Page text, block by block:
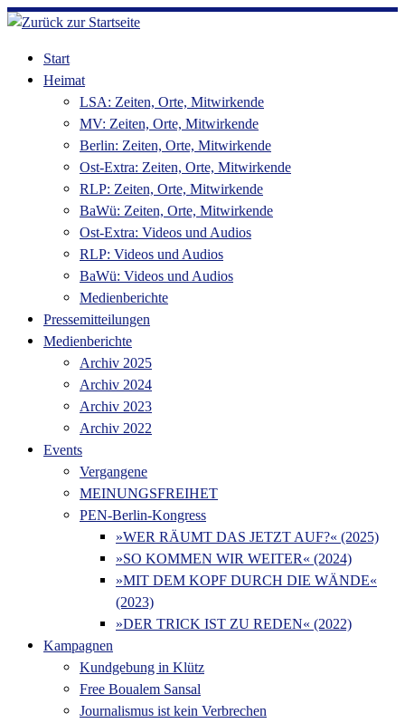
Zum
springenStart
Heimat
LSA: Zeiten, Orte, Mitwirkende
MV: Zeiten, Orte, Mitwirkende
Berlin: Zeiten, Orte, Mitwirkende
Ost-Extra: Zeiten, Orte, Mitwirkende
RLP: Zeiten, Orte, Mitwirkende
BaWü: Zeiten, Orte, Mitwirkende
Ost-Extra: Videos und Audios
RLP: Videos und Audios
BaWü: Videos und Audios
Medienberichte
Pressemitteilungen
Medienberichte
Archiv 2025
Archiv 2024
Archiv 2023
Archiv 2022
Events
Vergangene
MEINUNGSFREIHET
PEN-Berlin-Kongress
»WER RÄUMT DAS JETZT AUF?« (2025)
»SO KOMMEN WIR WEITER« (2024)
»MIT DEM KOPF DURCH DIE WÄNDE«
(2023)
»DER TRICK IST ZU REDEN« (2022)
Kampagnen
Kundgebung in Klütz
Free Boualem Sansal
Journalismus ist kein Verbrechen